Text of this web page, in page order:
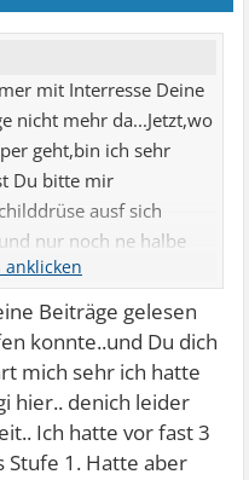
mit Interresse Deine
nicht mehr da...Jetzt,wo
geht,bin ich sehr
Du bitte mir
ausf sich
nur noch ne halbe
helfen...Vielen
Beiträge gelesen
konnte..und Du dich
mich sehr ich hatte
hier.. denich leider
Ich hatte vor fast 3
Stufe 1. Hatte aber